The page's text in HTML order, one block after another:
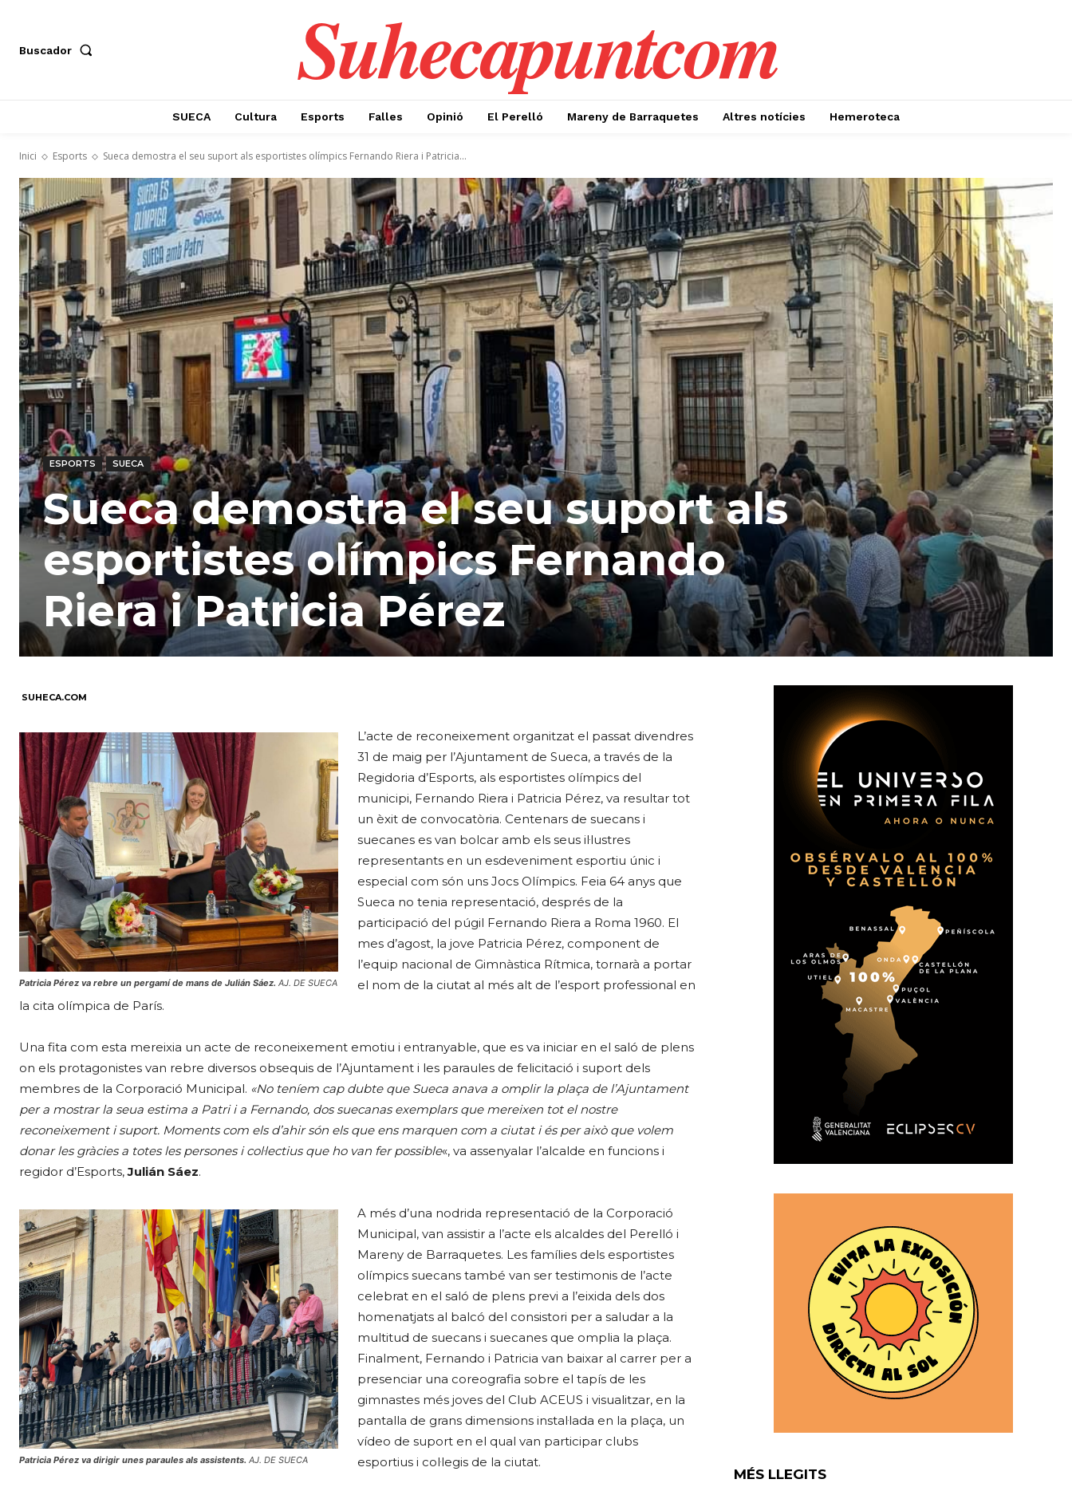
Buscador Suhecapuntcom
SUECA Cultura Esports Falles Opinió El Perelló Mareny de Barraquetes Altres notícies Hemeroteca
Inici Esports Sueca demostra el seu suport als esportistes olímpics Fernando Riera i Patricia...
ESPORTS SUECA
Sueca demostra el seu suport als
esportistes olímpics Fernando
Riera i Patricia Pérez
SUHECA.COM
Patricia Pérez va rebre un pergamí de mans de Julián Sáez. AJ. DE SUECA
L’acte de reconeixement organitzat el passat divendres
31 de maig per l’Ajuntament de Sueca, a través de la
Regidoria d’Esports, als esportistes olímpics del
municipi, Fernando Riera i Patricia Pérez, va resultar tot
un èxit de convocatòria. Centenars de suecans i
suecanes es van bolcar amb els seus il·lustres
representants en un esdeveniment esportiu únic i
especial com són uns Jocs Olímpics. Feia 64 anys que
Sueca no tenia representació, després de la
participació del púgil Fernando Riera a Roma 1960. El
mes d’agost, la jove Patricia Pérez, component de
l’equip nacional de Gimnàstica Rítmica, tornarà a portar
el nom de la ciutat al més alt de l’esport professional en
la cita olímpica de París.
Una fita com esta mereixia un acte de reconeixement emotiu i entranyable, que es va iniciar en el saló de plens
on els protagonistes van rebre diversos obsequis de l’Ajuntament i les paraules de felicitació i suport dels
membres de la Corporació Municipal. «No teníem cap dubte que Sueca anava a omplir la plaça de l’Ajuntament
per a mostrar la seua estima a Patri i a Fernando, dos suecanas exemplars que mereixen tot el nostre
reconeixement i suport. Moments com els d’ahir són els que ens marquen com a ciutat i és per això que volem
donar les gràcies a totes les persones i col·lectius que ho van fer possible«, va assenyalar l’alcalde en funcions i
regidor d’Esports,Julián Sáez.
Patricia Pérez va dirigir unes paraules als assistents. AJ. DE SUECA
A més d’una nodrida representació de la Corporació
Municipal, van assistir a l’acte els alcaldes del Perelló i
Mareny de Barraquetes. Les famílies dels esportistes
olímpics suecans també van ser testimonis de l’acte
celebrat en el saló de plens previ a l’eixida dels dos
homenatjats al balcó del consistori per a saludar a la
multitud de suecans i suecanes que omplia la plaça.
Finalment, Fernando i Patricia van baixar al carrer per a
presenciar una coreografia sobre el tapís de les
gimnastes més joves del Club ACEUS i visualitzar, en la
pantalla de grans dimensions instal·lada en la plaça, un
vídeo de suport en el qual van participar clubs
esportius i col·legis de la ciutat.
MÉS LLEGITS